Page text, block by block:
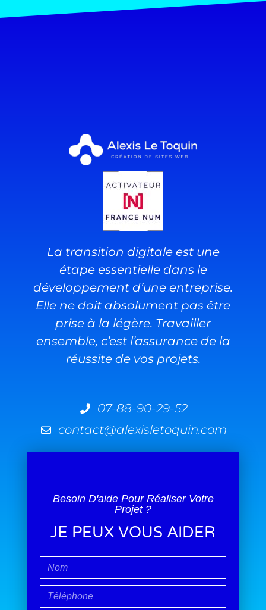
La transition digitale est une
étape essentielle dans le
développement d’une entreprise.
Elle ne doit absolument pas être
prise à la légère. Travailler
ensemble, c’est l’assurance de la
réussite de vos projets.
07-88-90-29-52
contact@alexisletoquin.com
Besoin D'aide Pour Réaliser Votre
Projet ?
JE PEUX VOUS AIDER